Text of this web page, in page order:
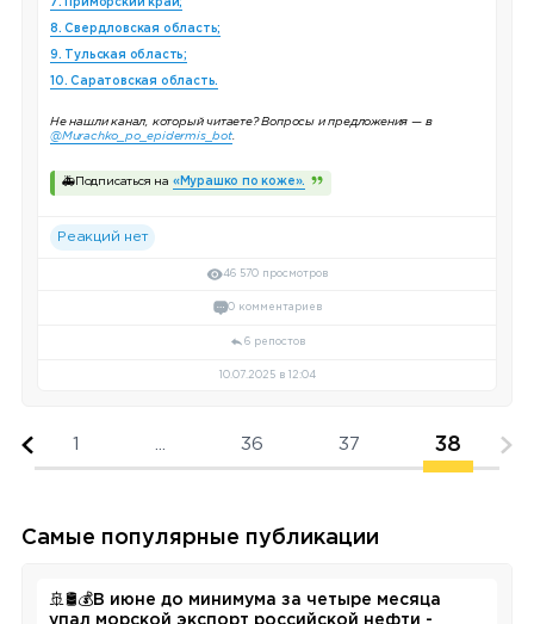
7. Приморский край;
8. Свердловская область;
9. Тульская область;
10. Саратовская область.
Не нашли канал, который читаете? Вопросы и предложения — в
@Murachko_po_epidermis_bot.
🚑Подписаться на «Мурашко по коже».
Реакций нет
46 570 просмотров
0 комментариев
6 репостов
10.07.2025 в 12:04
1 36 37 38
Самые популярные публикации
🚢🛢️💰В июне до минимума за четыре месяца
упал морской экспорт российской нефти -